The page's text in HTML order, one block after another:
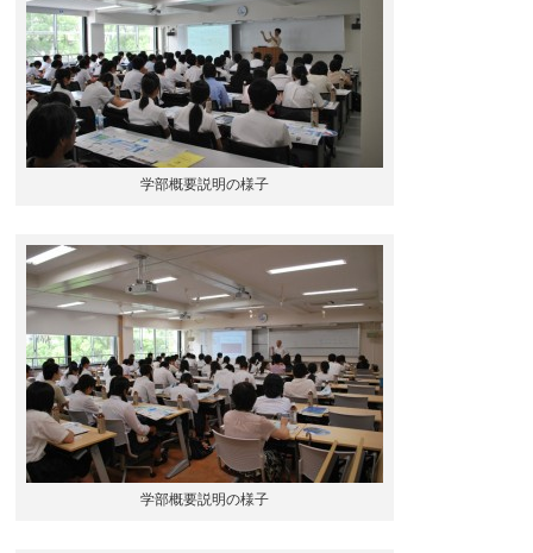
学部概要説明の様子
学部概要説明の様子